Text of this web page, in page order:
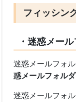
フィッシン
・迷惑メー
迷惑メールフォ
惑メールフォル
迷惑メールフォ